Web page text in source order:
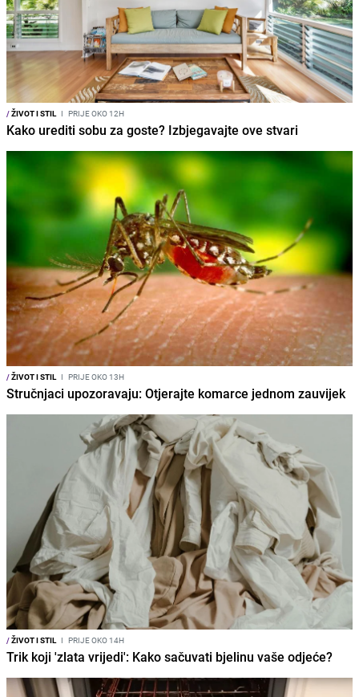
/ŽIVOT I STIL I PRIJE OKO 12H
Kako urediti sobu za goste? Izbjegavajte ove stvari
/ŽIVOT I STIL I PRIJE OKO 13H
Stručnjaci upozoravaju: Otjerajte komarce jednom zauvijek
/ŽIVOT I STIL I PRIJE OKO 14H
Trik koji 'zlata vrijedi': Kako sačuvati bjelinu vaše odjeće?